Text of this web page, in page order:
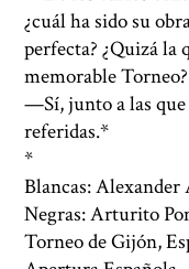
¿cuál ha sido su
perfecta? ¿Quizá la
memorable Torneo?
—Sí, junto a las
referidas.*
*
Blancas:
Negras: Arturito
Torneo de Gijón,